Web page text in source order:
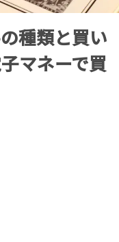
種類と買い
マネーで買